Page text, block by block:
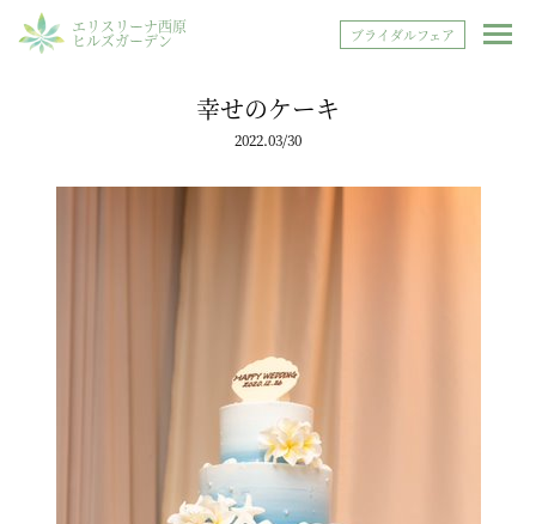
エリスリーナ西原
ヒルズガーデン ブライダルフェア
幸せのケーキ
2022.03/30